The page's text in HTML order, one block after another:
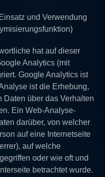
und Verwendung
hat auf dieser
Analytics (mit
Google Analytics ist
ist die Erhebung,
Daten über das Verhalten
Ein Web-Analyse-
darüber, von welcher
auf eine Internetseite
auf welche
oder wie oft und
betrachtet wurde.